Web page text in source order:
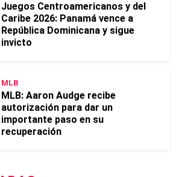
Juegos Centroamericanos y del
Caribe 2026: Panamá vence a
República Dominicana y sigue
invicto
MLB
MLB: Aaron Audge recibe
autorización para dar un
importante paso en su
recuperación